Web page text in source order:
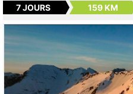
7 JOURS 159 KM